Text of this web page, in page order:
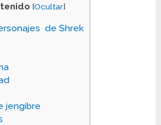
[Ocultar]
de Shrek
jengibre